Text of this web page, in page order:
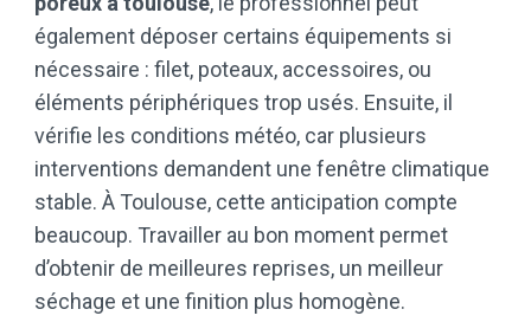
également déposer certains équipements si
nécessaire : filet, poteaux, accessoires, ou
éléments périphériques trop usés. Ensuite, il
vérifie les conditions météo, car plusieurs
interventions demandent une fenêtre climatique
stable. À Toulouse, cette anticipation compte
beaucoup. Travailler au bon moment permet
d’obtenir de meilleures reprises, un meilleur
séchage et une finition plus homogène.